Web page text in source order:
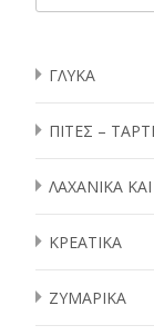
ΓΛΥΚΑ
ΠΙΤΕΣ –
ΛΑΧΑΝΙΚΑ
ΚΡΕΑΤΙΚΑ
ΖΥΜΑΡΙΚΑ